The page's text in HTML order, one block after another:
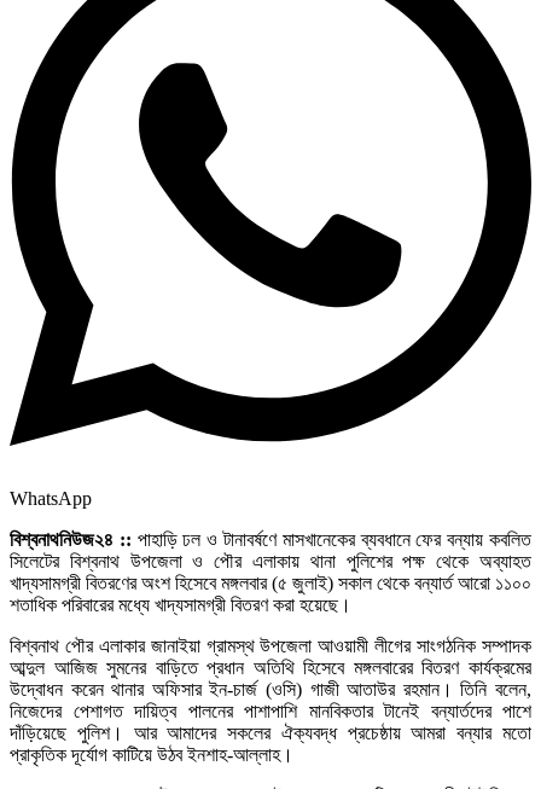
WhatsApp
বিশ্বনাথনিউজ২৪ :: পাহাড়ি ঢল ও টানাবর্ষণে মাসখানেকের ব্যবধানে ফের বন্যায় কবলিত
সিলেটের বিশ্বনাথ উপজেলা ও পৌর এলাকায় থানা পুলিশের পক্ষ থেকে অব্যাহত
খাদ্যসামগ্রী বিতরণের অংশ হিসেবে মঙ্গলবার (৫ জুলাই) সকাল থেকে বন্যার্ত আরো ১১০০
শতাধিক পরিবারের মধ্যে খাদ্যসামগ্রী বিতরণ করা হয়েছে।
বিশ্বনাথ পৌর এলাকার জানাইয়া গ্রামস্থ উপজেলা আওয়ামী লীগের সাংগঠনিক সম্পাদক
আব্দুল আজিজ সুমনের বাড়িতে প্রধান অতিথি হিসেবে মঙ্গলবারের বিতরণ কার্যক্রমের
উদ্বোধন করেন থানার অফিসার ইন-চার্জ (ওসি) গাজী আতাউর রহমান। তিনি বলেন,
নিজেদের পেশাগত দায়িত্ব পালনের পাশাপাশি মানবিকতার টানেই বন্যার্তদের পাশে
দাঁড়িয়েছে পুলিশ। আর আমাদের সকলের ঐক্যবদ্ধ প্রচেষ্ঠায় আমরা বন্যার মতো
প্রাকৃতিক দূর্যোগ কাটিয়ে উঠব ইনশাহ-আল্লাহ।